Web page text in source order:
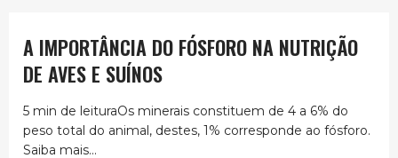
A IMPORTÂNCIA DO FÓSFORO NA NUTRIÇÃO
DE AVES E SUÍNOS
5 min de leituraOs minerais constituem de 4 a 6% do
peso total do animal, destes, 1% corresponde ao fósforo.
Saiba mais...